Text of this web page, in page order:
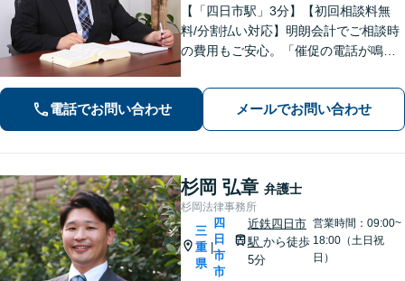
【「四日市駅」3分】【初回相談料無
料/分割払い対応】明朗会計でご相談時
の費用もご安心。「催促の電話が鳴り
た」に対応できます。自己破産や任意
整理、個人再生など幅広い解決方法を
提示【完全個室で安心】
電話でお問い合わせ メールでお問い合わせ
杉岡 弘章 弁護士
杉岡法律事務所
三
重
県
四
日
市
市
近鉄四日市
駅 から徒歩
5分
営業時間：09:00~
18:00（土日祝
日）